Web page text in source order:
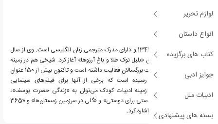
لوازم تحریر
انواع داستان
کتاب های برگزیده
جوایز ادبی
ادبیات ملل
بسته های پیشنهادی
مژگان شیخی متولد سال 1341 و دارای مدرک مترجمی زبان انگلیسی است. وی از سال
63 کار نوشتن را با داستان «بلبل نوک طلا و باغ آرزوها» آغاز کرد. شیخی هم در زمینه
ادبیات کودکان و هم ادبیات بزرگسالان فعالیت داشته است و تاکنون بیش از 150 عنوان
از کتاب‌هایش به چاپ رسیده است که برخی از آنها برای فیلم‌های سینمایی
قرارگرفته‌اند. از آثار او در زمینه ادبیات کودک می‌توان به «زندگی حضرت یوسف»،
«تابستان و غاز سفید»، «دستی برای دوستی» و «گلی در سرزمین زمستان‌ها» و «365
قصه برای 365 روز سال» اشاره کرد.